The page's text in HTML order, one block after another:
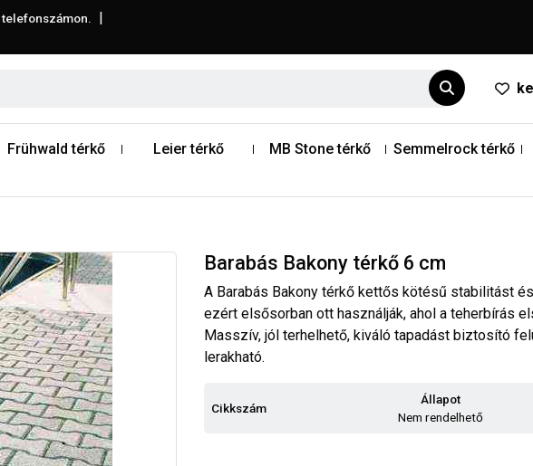
telefonszámon. |
Frühwald térkő Leier térkő MB Stone térkő Semmelrock térkő
Barabás Bakony térkő 6 cm
A Barabás Bakony térkő kettős kötésű stabilitást
ezért elsősorban ott használják, ahol a teherbírás
Masszív, jól terhelhető, kiváló tapadást biztosító
lerakható.
Cikkszám
Állapot
Nem rendelhető